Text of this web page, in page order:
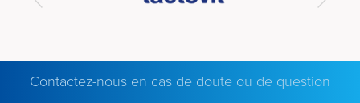
Contactez-nous en cas de doute ou de question